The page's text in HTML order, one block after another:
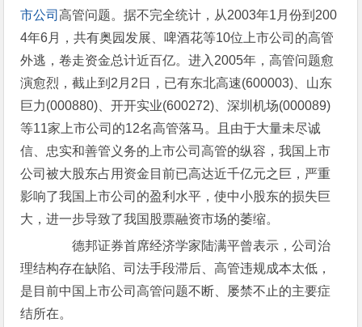
市公司高管问题。据不完全统计，从2003年1月份到200
4年6月，共有奥园发展、啤酒花等10位上市公司的高管
外逃，卷走资金总计近百亿。进入2005年，高管问题愈
演愈烈，截止到2月2日，已有东北高速(600003)、山东
巨力(000880)、开开实业(600272)、深圳机场(000089)
等11家上市公司的12名高管落马。且由于大量未尽诚
信、忠实和善管义务的上市公司高管的纵容，我国上市
公司被大股东占用资金目前已高达近千亿元之巨，严重
影响了我国上市公司的盈利水平，使中小股东的损失巨
大，进一步导致了我国股票融资市场的萎缩。
德邦证券首席经济学家陆满平曾表示，公司治
理结构存在缺陷、司法手段滞后、高管违规成本太低，
是目前中国上市公司高管问题不断、屡禁不止的主要症
结所在。